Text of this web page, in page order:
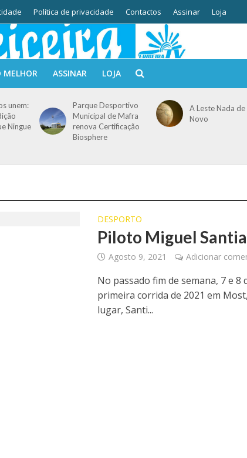
Política de privacidade Contactos Assinar Loja
MELHOR ASSINAR LOJA
unem:
Ningue
Parque Desportivo
Municipal de Mafra
renova Certificação
Biosphere
A Leste Nada de
Novo
DESPORTO
Piloto Miguel
Agosto 9, 2021 Adicionar
No passado fim de semana, 7 e
primeira corrida de 2021 em
lugar, Santi...